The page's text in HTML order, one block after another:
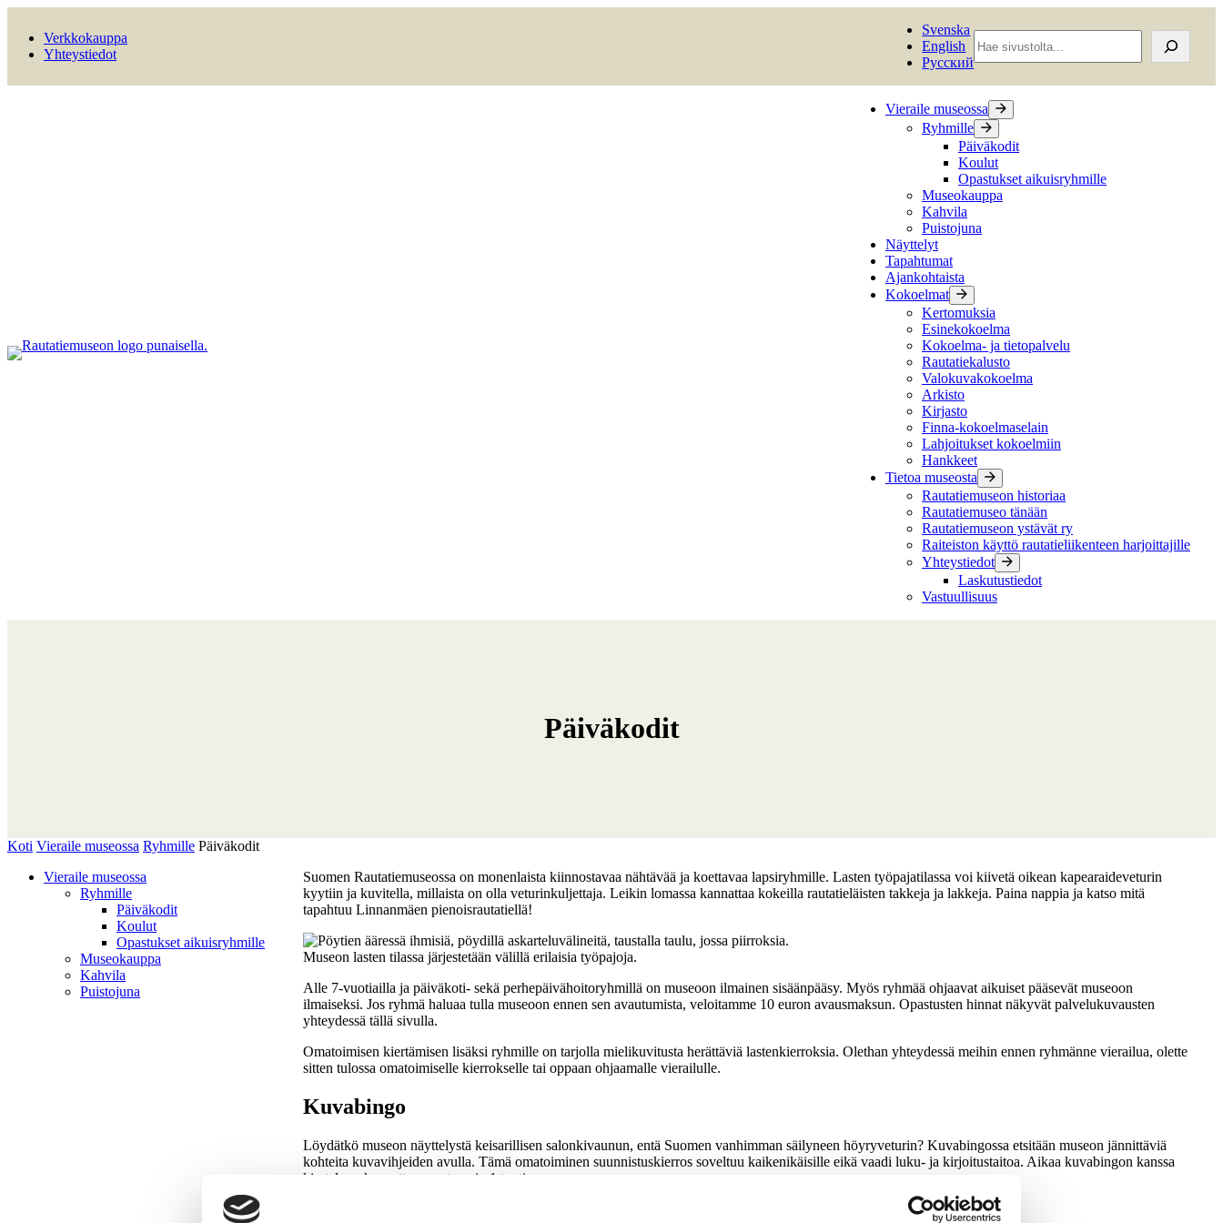
Verkkokauppa
Yhteystiedot
Svenska
English
Русский
sivustolta
Vieraile museossa
Ryhmille
Päiväkodit
Koulut
Opastukset aikuisryhmille
Museokauppa
Kahvila
Puistojuna
Näyttelyt
Tapahtumat
Ajankohtaista
Kokoelmat
Kertomuksia
Esinekokoelma
Kokoelma- ja tietopalvelu
Rautatiekalusto
Valokuvakokoelma
Arkisto
Kirjasto
Finna-kokoelmaselain
Lahjoitukset kokoelmiin
Hankkeet
Tietoa museosta
Rautatiemuseon historiaa
Rautatiemuseo tänään
Rautatiemuseon ystävät ry
Raiteiston käyttö rautatieliikenteen harjoittajille
Yhteystiedot
Laskutustiedot
Vastuullisuus
Päiväkodit
Koti Vieraile museossa Ryhmille Päiväkodit
Vieraile museossa
Ryhmille
Päiväkodit
Koulut
Opastukset aikuisryhmille
Museokauppa
Kahvila
Puistojuna
Suomen Rautatiemuseossa on monenlaista kiinnostavaa nähtävää ja koettavaa lapsiryhmille. Lasten työpajatilassa voi kiivetä oikean kapearaideveturin
kyytiin ja kuvitella, millaista on olla veturinkuljettaja. Leikin lomassa kannattaa kokeilla rautatieläisten takkeja ja lakkeja. Paina nappia ja katso mitä
tapahtuu Linnanmäen pienoisrautatiellä!
Museon lasten tilassa järjestetään välillä erilaisia työpajoja.
Alle 7-vuotiailla ja päiväkoti- sekä perhepäivähoitoryhmillä on museoon ilmainen sisäänpääsy. Myös ryhmää ohjaavat aikuiset pääsevät museoon
ilmaiseksi. Jos ryhmä haluaa tulla museoon ennen sen avautumista, veloitamme 10 euron avausmaksun. Opastusten hinnat näkyvät palvelukuvausten
yhteydessä tällä sivulla.
Omatoimisen kiertämisen lisäksi ryhmille on tarjolla mielikuvitusta herättäviä lastenkierroksia. Olethan yhteydessä meihin ennen ryhmänne vierailua, olette
sitten tulossa omatoimiselle kierrokselle tai oppaan ohjaamalle vierailulle.
Kuvabingo
Löydätkö museon näyttelystä keisarillisen salonkivaunun, entä Suomen vanhimman säilyneen höyryveturin? Kuvabingossa etsitään museon jännittäviä
kohteita kuvavihjeiden avulla. Tämä omatoiminen suunnistuskierros soveltuu kaikenikäisille eikä vaadi luku- ja kirjoitustaitoa. Aikaa kuvabingon kanssa
kiertelyyn kannattaa varata noin 1 tunti.